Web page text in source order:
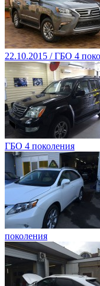
22.10.2015 / ГБО 4
ГБО 4 поколения
поколения